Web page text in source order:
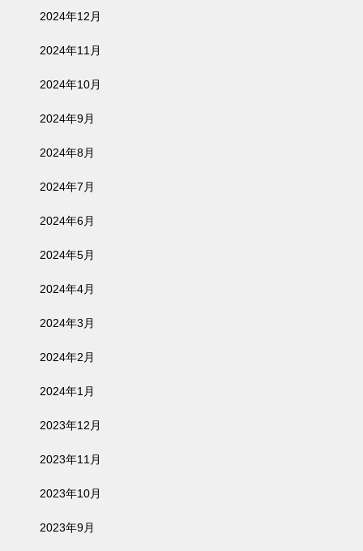
2024年12月
2024年11月
2024年10月
2024年9月
2024年8月
2024年7月
2024年6月
2024年5月
2024年4月
2024年3月
2024年2月
2024年1月
2023年12月
2023年11月
2023年10月
2023年9月